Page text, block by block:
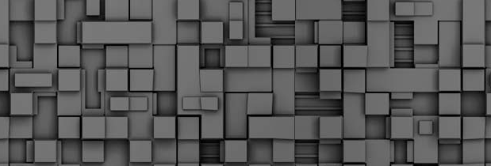
Μεγάλες μέρες ζει ο
Να θυμίσουμε ότι
Αστυνομία έχουν να γίνουν
χρόνια! Και βέβαια, ακόμη
φτάνουμε ούτε τα 2/3 των
υπηρετούσαν το 2013 προ
απόφαση του σημερινού
είναι...
2
Δημοτική
απολογισμός